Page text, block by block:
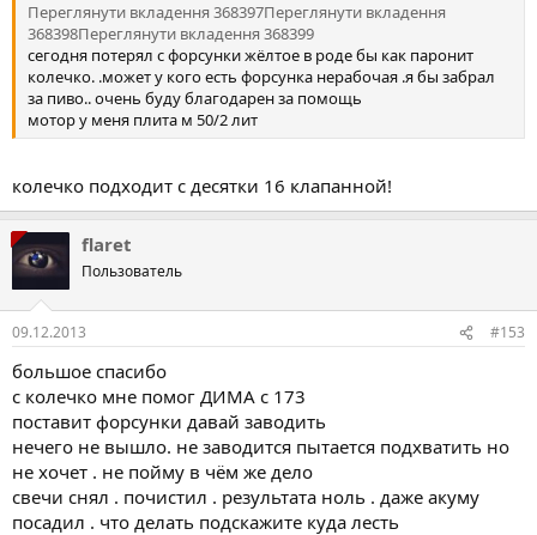
Переглянути вкладення 368397Переглянути вкладення
368398Переглянути вкладення 368399
сегодня потерял с форсунки жёлтое в роде бы как паронит
колечко. .может у кого есть форсунка нерабочая .я бы забрал
за пиво.. очень буду благодарен за помощь
мотор у меня плита м 50/2 лит
колечко подходит с десятки 16 клапанной!
flaret
Пользователь
09.12.2013 #153
большое спасибо
с колечко мне помог ДИМА с 173
поставит форсунки давай заводить
нечего не вышло. не заводится пытается подхватить но
не хочет . не пойму в чём же дело
свечи снял . почистил . результата ноль . даже акуму
посадил . что делать подскажите куда лесть